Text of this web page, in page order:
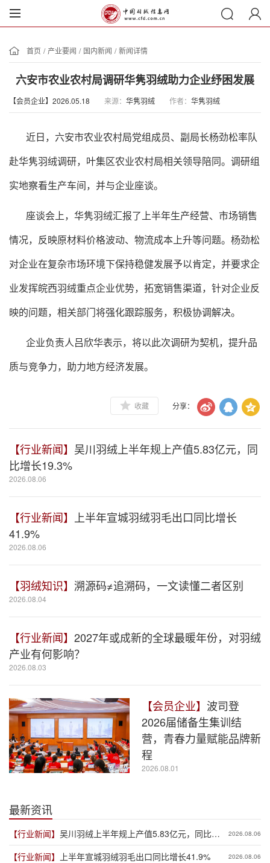
首页 / 产业要闻 / 国内新闻 / 新闻详情
六安市农业农村局调研华隽羽绒助力企业纾困发展
【会员企业】2026.05.18 来源： 华隽羽绒 作者： 华隽羽绒
近日，六安市农业农村局党组成员、副局长杨劲松率队
赴华隽羽绒调研，叶集区农业农村局相关领导陪同。调研组
实地察看生产车间，并与企业座谈。
座谈会上，华隽羽绒汇报了上半年生产经营、市场销售
情况，反映原材料价格波动、物流成本上升等问题。杨劲松
对企业在复杂市场环境下保持稳健发展予以肯定，并要求企
业发挥皖西羽绒重点企业优势，拓宽销售渠道，针对企业反
映的问题，相关部门将强化跟踪服务，积极协调解决。
企业负责人吕欣华表示，将以此次调研为契机，提升品
质与竞争力，助力地方经济发展。
收藏 分享：
【行业新闻】 吴川羽绒上半年规上产值5.83亿元，同
比增长19.3%
2026.08.06
【行业新闻】
上半年宣城羽绒羽毛出口同比增长
41.9%
2026.08.06
【羽绒知识】 溯源码≠追溯码，一文读懂二者区别
2026.08.04
【行业新闻】 2027年或成新的全球最暖年份，对羽绒
产业有何影响？
2026.08.03
【会员企业】 波司登
2026届储备生集训结
营，青春力量赋能品牌新
程
2026.08.01
最新资讯
【行业新闻】 吴川羽绒上半年规上产值5.83亿元，同比增
长19.3%
2026.08.06
【行业新闻】 上半年宣城羽绒羽毛出口同比增长41.9% 2026.08.06